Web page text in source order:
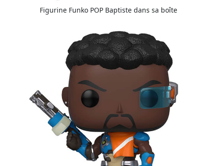
Figurine Funko POP Baptiste dans sa boîte